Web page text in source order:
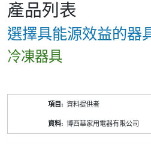
產品列表
選擇具能源效益的器
冷凍器具
資料提供者
博西華家用電器有限公司